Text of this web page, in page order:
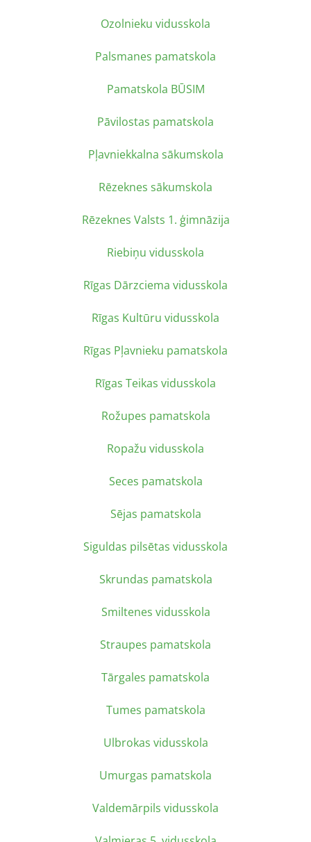
Ozolnieku vidusskola
Palsmanes pamatskola
Pamatskola BŪSIM
Pāvilostas pamatskola
Pļavniekkalna sākumskola
Rēzeknes sākumskola
Rēzeknes Valsts 1. ģimnāzija
Riebiņu vidusskola
Rīgas Dārzciema vidusskola
Rīgas Kultūru vidusskola
Rīgas Pļavnieku pamatskola
Rīgas Teikas vidusskola
Rožupes pamatskola
Ropažu vidusskola
Seces pamatskola
Sējas pamatskola
Siguldas pilsētas vidusskola
Skrundas pamatskola
Smiltenes vidusskola
Straupes pamatskola
Tārgales pamatskola
Tumes pamatskola
Ulbrokas vidusskola
Umurgas pamatskola
Valdemārpils vidusskola